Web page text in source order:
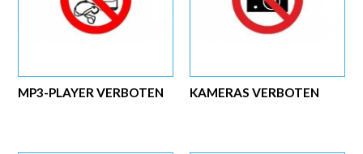
KAMERAS VERBOTEN
MP3-PLAYER VERBOTEN